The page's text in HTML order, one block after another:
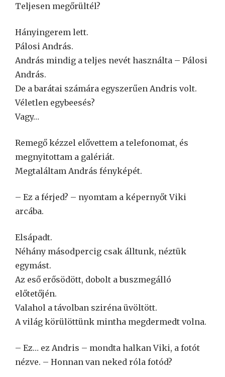
Teljesen megőrültél?
Hányingerem lett.
Pálosi András.
András mindig a teljes nevét használta – Pálosi
András.
De a barátai számára egyszerűen Andris volt.
Véletlen egybeesés?
Vagy…
Remegő kézzel elővettem a telefonomat, és
megnyitottam a galériát.
Megtaláltam András fényképét.
– Ez a férjed? – nyomtam a képernyőt Viki
arcába.
Elsápadt.
Néhány másodpercig csak álltunk, néztük
egymást.
Az eső erősödött, dobolt a buszmegálló
előtetőjén.
Valahol a távolban sziréna üvöltött.
A világ körülöttünk mintha megdermedt volna.
– Ez… ez Andris – mondta halkan Viki, a fotót
nézve. – Honnan van neked róla fotód?